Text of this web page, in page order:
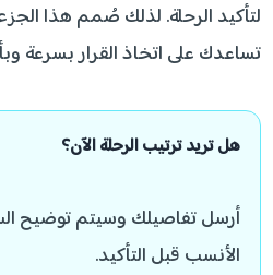
لتأكيد الرحلة. لذلك صُمم هذا
تساعدك على اتخاذ القرار بسرعة
هل تريد ترتيب الرحلة الآن؟
أرسل تفاصيلك وسيتم توضيح
الأنسب قبل التأكيد.